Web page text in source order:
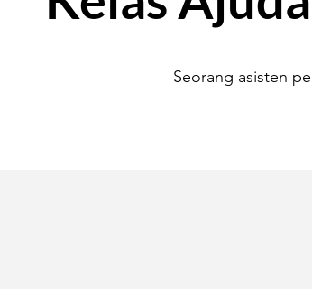
Seorang asisten